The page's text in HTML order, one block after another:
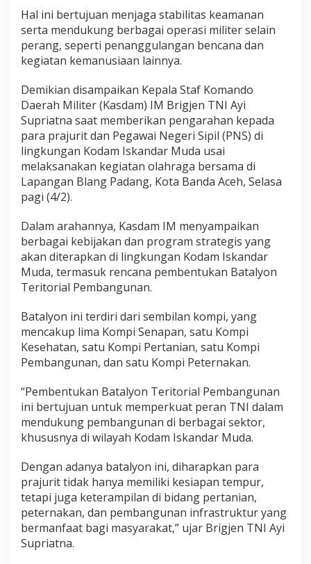
o
r
B
a
r
u
d
i
A
c
D
e
n
g
a
n
o
m
p
i
Hal ini bertujuan menjaga stabilitas keamanan
serta mendukung berbagai operasi militer selain
perang, seperti penanggulangan bencana dan
kegiatan kemanusiaan lainnya.
Demikian disampaikan Kepala Staf Komando
Daerah Militer (Kasdam) IM Brigjen TNI Ayi
Supriatna saat memberikan pengarahan kepada
para prajurit dan Pegawai Negeri Sipil (PNS) di
lingkungan Kodam Iskandar Muda usai
melaksanakan kegiatan olahraga bersama di
Lapangan Blang Padang, Kota Banda Aceh, Selasa
pagi (4/2).
Dalam arahannya, Kasdam IM menyampaikan
berbagai kebijakan dan program strategis yang
akan diterapkan di lingkungan Kodam Iskandar
Muda, termasuk rencana pembentukan Batalyon
Teritorial Pembangunan.
Batalyon ini terdiri dari sembilan kompi, yang
mencakup lima Kompi Senapan, satu Kompi
Kesehatan, satu Kompi Pertanian, satu Kompi
Pembangunan, dan satu Kompi Peternakan.
“Pembentukan Batalyon Teritorial Pembangunan
ini bertujuan untuk memperkuat peran TNI dalam
mendukung pembangunan di berbagai sektor,
khususnya di wilayah Kodam Iskandar Muda.
Dengan adanya batalyon ini, diharapkan para
prajurit tidak hanya memiliki kesiapan tempur,
tetapi juga keterampilan di bidang pertanian,
peternakan, dan pembangunan infrastruktur yang
bermanfaat bagi masyarakat,” ujar Brigjen TNI Ayi
Supriatna.